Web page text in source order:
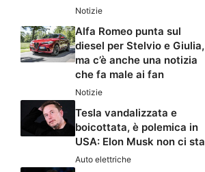
Notizie
Alfa Romeo punta sul
diesel per Stelvio e Giulia,
ma c’è anche una notizia
che fa male ai fan
Notizie
Tesla vandalizzata e
boicottata, è polemica in
USA: Elon Musk non ci sta
Auto elettriche